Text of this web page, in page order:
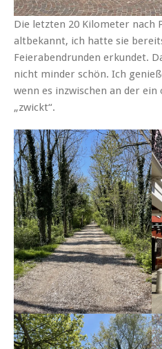
Die letzten 20 Kilometer nach
altbekannt, ich hatte sie
Feierabendrunden erkundet.
nicht minder schön. Ich
wenn es inzwischen an der ein
„zwickt“.